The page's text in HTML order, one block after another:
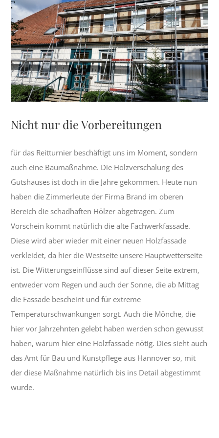
grösseres
Bild
Nicht nur die Vorbereitungen
für das Reitturnier beschäftigt uns im Moment, sondern
auch eine Baumaßnahme. Die Holzverschalung des
Gutshauses ist doch in die Jahre gekommen. Heute nun
haben die Zimmerleute der Firma Brand im oberen
Bereich die schadhaften Hölzer abgetragen. Zum
Vorschein kommt natürlich die alte Fachwerkfassade.
Diese wird aber wieder mit einer neuen Holzfassade
verkleidet, da hier die Westseite unsere Hauptwetterseite
ist. Die Witterungseinflüsse sind auf dieser Seite extrem,
entweder vom Regen und auch der Sonne, die ab Mittag
die Fassade bescheint und für extreme
Temperaturschwankungen sorgt. Auch die Mönche, die
hier vor Jahrzehnten gelebt haben werden schon gewusst
haben, warum hier eine Holzfassade nötig. Dies sieht auch
das Amt für Bau und Kunstpflege aus Hannover so, mit
der diese Maßnahme natürlich bis ins Detail abgestimmt
wurde.